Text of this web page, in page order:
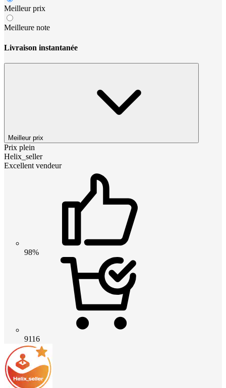
Meilleur prix
Meilleure note
Livraison instantanée
Meilleur prix
Prix plein
Helix_seller
Excellent vendeur
98%
9116